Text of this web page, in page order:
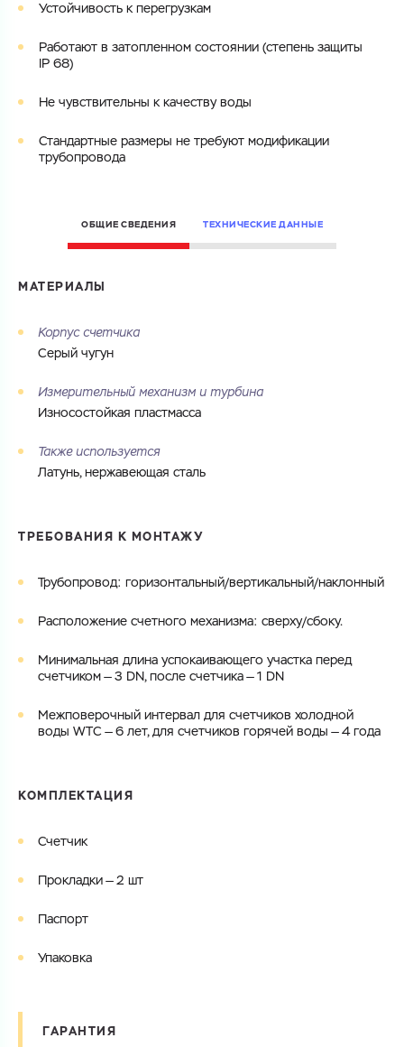
персональных данных
Файл с реквизитами огранизации (любой формат, макс. 20
ГОТОВО
Устойчивость к перегрузкам
Работают в затопленном состоянии (степень защиты
IP 68)
Не чувствительны к качеству воды
Стандартные размеры не требуют модификации
трубопровода
ОБЩИЕ СВЕДЕНИЯ ТЕХНИЧЕСКИЕ ДАННЫЕ
МАТЕРИАЛЫ
Корпус счетчика
Серый чугун
Измерительный механизм и турбина
Износостойкая пластмасса
Также используется
Латунь, нержавеющая сталь
ТРЕБОВАНИЯ К МОНТАЖУ
Трубопровод: горизонтальный/вертикальный/наклонный
Расположение счетного механизма: сверху/сбоку.
Минимальная длина успокаивающего участка перед
счетчиком — 3 DN, после счетчика — 1 DN
Межповерочный интервал для счетчиков холодной
воды WTC — 6 лет, для счетчиков горячей воды — 4 года
КОМПЛЕКТАЦИЯ
Счетчик
Прокладки — 2 шт
Паспорт
Упаковка
ГАРАНТИЯ